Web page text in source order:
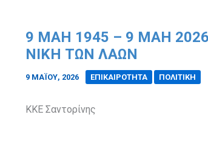
9 ΜΑΗ 1945 – 9 ΜΑΗ
ΝΊΚΗ ΤΩΝ ΛΑΏΝ
9 ΜΑΪ́ΟΥ, 2026 ΕΠΙΚΑΙΡΟΤΗΤΑ ΠΟΛΙΤΙΚΗ
ΚΚΕ Σαντορίνης